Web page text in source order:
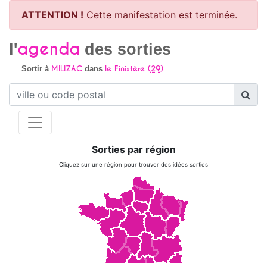
ATTENTION ! Cette manifestation est terminée.
l'agenda des sorties
Sortir à MILIZACdans le Finistère (29)
Sorties par région
Cliquez sur une région pour trouver des idées sorties